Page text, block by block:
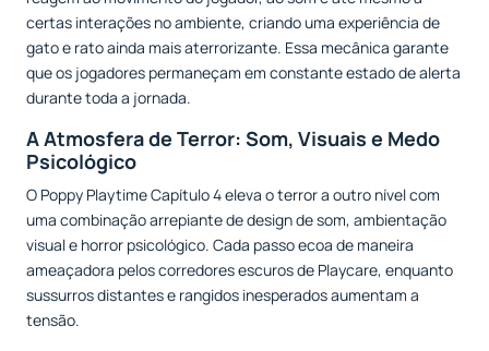
certas interações no ambiente, criando uma experiência de
gato e rato ainda mais aterrorizante. Essa mecânica garante
que os jogadores permaneçam em constante estado de alerta
durante toda a jornada.
A Atmosfera de Terror: Som, Visuais e Medo
Psicológico
O Poppy Playtime Capítulo 4 eleva o terror a outro nível com
uma combinação arrepiante de design de som, ambientação
visual e horror psicológico. Cada passo ecoa de maneira
ameaçadora pelos corredores escuros de Playcare, enquanto
sussurros distantes e rangidos inesperados aumentam a
tensão.